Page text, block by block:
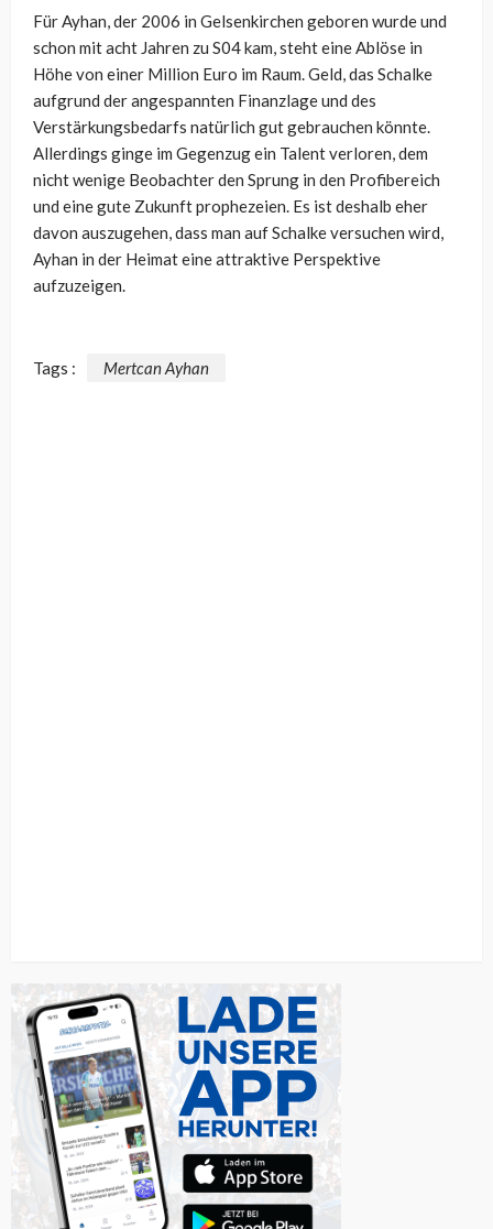
Für Ayhan, der 2006 in Gelsenkirchen geboren wurde und
schon mit acht Jahren zu S04 kam, steht eine Ablöse in
Höhe von einer Million Euro im Raum. Geld, das Schalke
aufgrund der angespannten Finanzlage und des
Verstärkungsbedarfs natürlich gut gebrauchen könnte.
Allerdings ginge im Gegenzug ein Talent verloren, dem
nicht wenige Beobachter den Sprung in den Profibereich
und eine gute Zukunft prophezeien. Es ist deshalb eher
davon auszugehen, dass man auf Schalke versuchen wird,
Ayhan in der Heimat eine attraktive Perspektive
aufzuzeigen.
Tags : Mertcan Ayhan